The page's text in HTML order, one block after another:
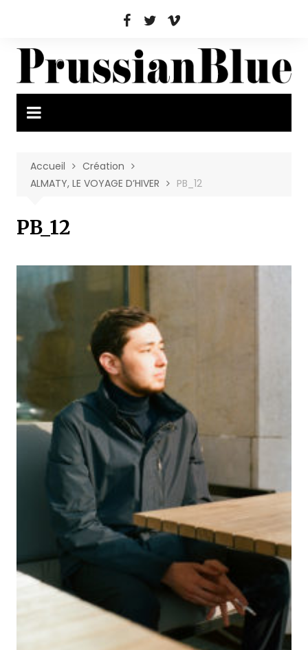
Accueil
Création
ALMATY, LE VOYAGE D’HIVER
PB_12
PB_12